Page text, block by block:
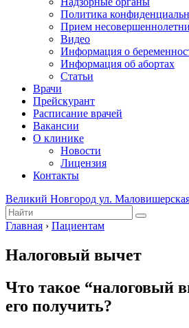
Политика
Прием
Видео
Информация о
Информация об абортах
Статьи
Врачи
Прейскурант
Расписание врачей
Вакансии
О клинике
Новости
Лицензия
Контакты
Великий Новгород ул.
Главная › Пациентам
Налоговый вычет
Что такое “налоговый
его получить?